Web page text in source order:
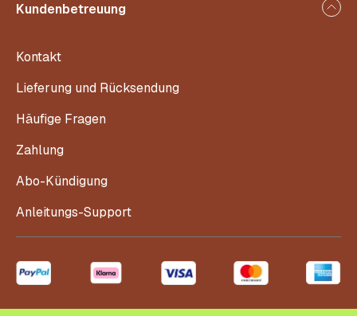
Kundenbetreuung
Kontakt
Lieferung und Rücksendung
Häufige Fragen
Zahlung
Abo-Kündigung
Anleitungs-Support